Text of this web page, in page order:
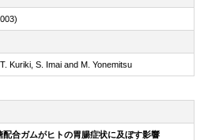
Kuriki, S. Imai and M. Yonemitsu
合ガムがヒトの胃腸症状に及ぼす影響